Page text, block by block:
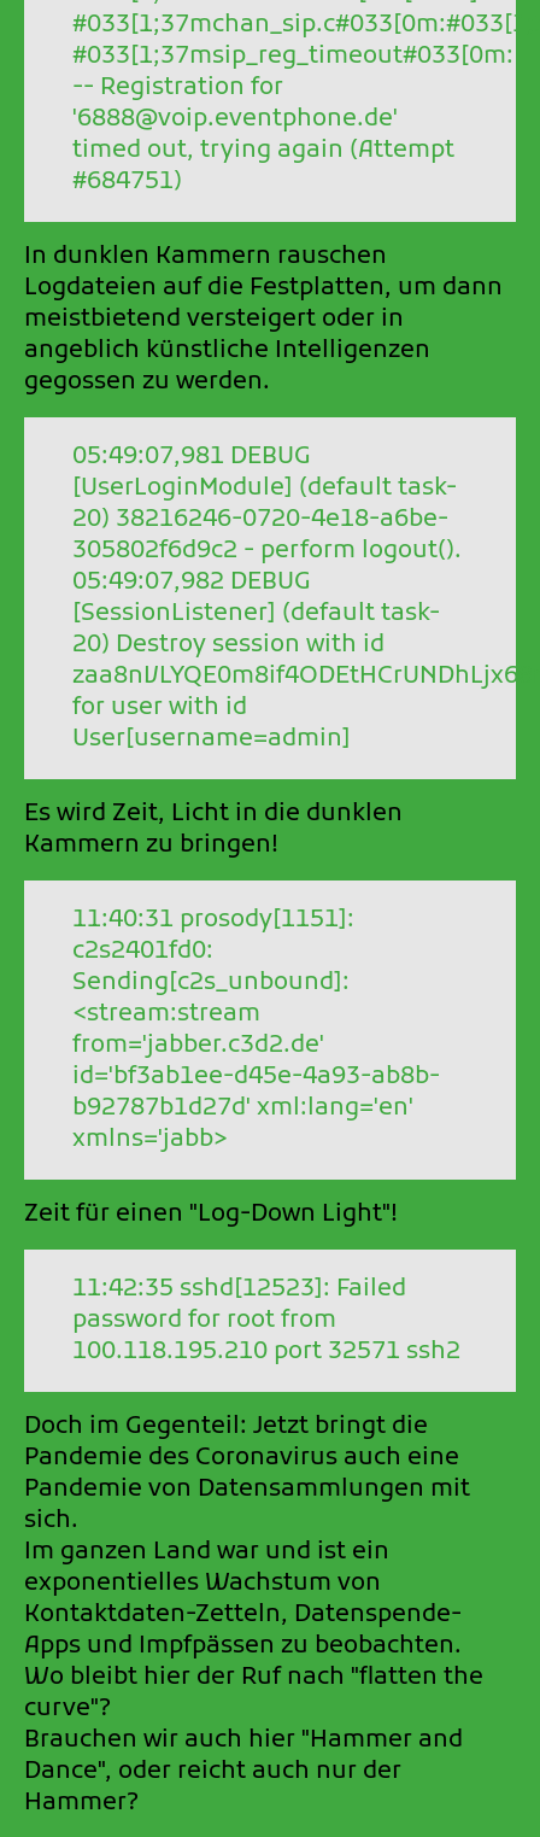
#033[1;37msip_reg_timeout#033[0m:
-- Registration for
'6888@voip.eventphone.de'
timed out, trying again (Attempt
#684751)
In dunklen Kammern rauschen
Logdateien auf die Festplatten, um dann
meistbietend versteigert oder in
angeblich künstliche Intelligenzen
gegossen zu werden.
05:49:07,981 DEBUG
[UserLoginModule] (default task-
20) 38216246-0720-4e18-a6be-
305802f6d9c2 - perform logout().
05:49:07,982 DEBUG
[SessionListener] (default task-
20) Destroy session with id
for user with id
User[username=admin]
Es wird Zeit, Licht in die dunklen
Kammern zu bringen!
11:40:31 prosody[1151]:
c2s2401fd0:
Sending[c2s_unbound]:
<stream:stream
from='jabber.c3d2.de'
id='bf3ab1ee-d45e-4a93-ab8b-
b92787b1d27d' xml:lang='en'
xmlns='jabb>
Zeit für einen "Log-Down Light"!
11:42:35 sshd[12523]: Failed
password for root from
100.118.195.210 port 32571 ssh2
Doch im Gegenteil: Jetzt bringt die
Pandemie des Coronavirus auch eine
Pandemie von Datensammlungen mit
sich.
Im ganzen Land war und ist ein
exponentielles Wachstum von
Kontaktdaten-Zetteln, Datenspende-
Apps und Impfpässen zu beobachten.
Wo bleibt hier der Ruf nach "flatten the
curve"?
Brauchen wir auch hier "Hammer and
Dance", oder reicht auch nur der
Hammer?